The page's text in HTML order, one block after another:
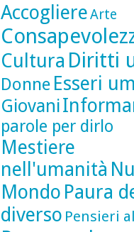
AccogliereArte
Cultura Diritti
Donne Esseri
Giovani
parole per dirlo
Mestiere
nell'umanità
Mondo Paura
diverso Pensieri